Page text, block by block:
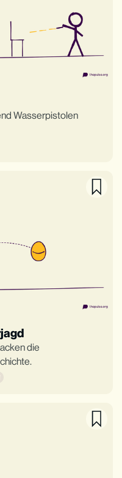
Wasserpistolen
die